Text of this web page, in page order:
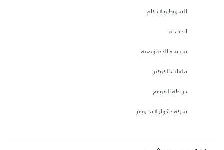
الشروط والأحكام
ابحث عنا
سياسة الخصوصية
ملفات الكوكيز
خريطة الموقع
شركة جاكوار لاند روڤر